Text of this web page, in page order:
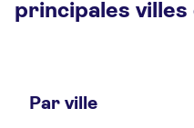
10 Rue Saint-Etienne
principales villes
Par ville